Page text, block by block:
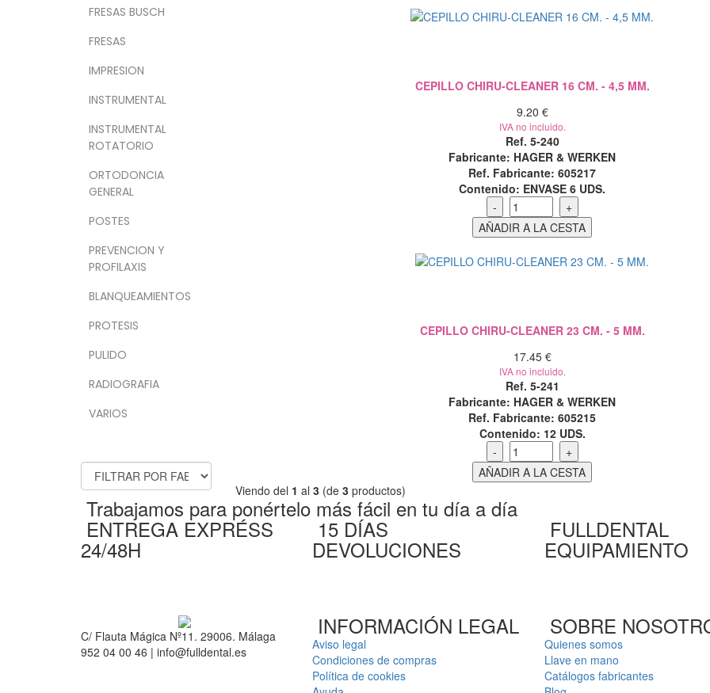
FRESAS BUSCH
FRESAS
IMPRESION
INSTRUMENTAL
INSTRUMENTAL
ROTATORIO
ORTODONCIA
GENERAL
POSTES
PREVENCION Y
PROFILAXIS
BLANQUEAMIENTOS
PROTESIS
PULIDO
RADIOGRAFIA
VARIOS
CEPILLO CHIRU-CLEANER 16 CM. - 4,5 MM.
9.20 €
IVA no incluido.
Ref. 5-240
Fabricante: HAGER & WERKEN
Ref. Fabricante: 605217
Contenido: ENVASE 6 UDS.
CEPILLO CHIRU-CLEANER 23 CM. - 5 MM.
17.45 €
IVA no incluido.
Ref. 5-241
Fabricante: HAGER & WERKEN
Ref. Fabricante: 605215
Contenido: 12 UDS.
Viendo del 1 al 3(de 3productos)
Trabajamos para ponértelo más fácil en tu día a día
ENTREGA EXPRÉSS
24/48H
15 DÍAS
DEVOLUCIONES
FULLDENTAL
EQUIPAMIENTO
C/ Flauta Mágica Nº11. 29006. Málaga
952 04 00 46 | info@fulldental.es
INFORMACIÓN LEGAL
Aviso legal
Condiciones de compras
Política de cookies
SOBRE
Quienes somos
Llave en mano
Catálogos fabricantes